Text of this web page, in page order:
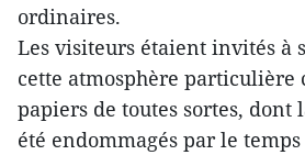
ordinaires.
Les visiteurs étaient invités à
cette atmosphère particulière
papiers de toutes sortes,
été endommagés par le